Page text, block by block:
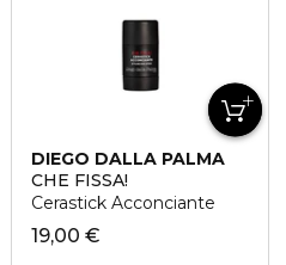
DIEGO DALLA PALMA
CHE FISSA!
Cerastick Acconciante
19,00 €